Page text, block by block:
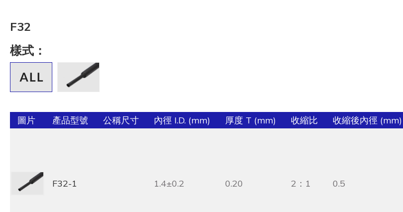
F32
樣式：
圖片 產品型號 公稱尺寸 內徑 I.D. (mm) 厚度 T (mm) 收縮比 收縮後內徑 (mm)
F32-1 1.4±0.2 0.20 2：1 0.5